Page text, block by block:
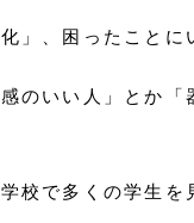
」、困ったこと
のいい人」とか
校で多くの学生